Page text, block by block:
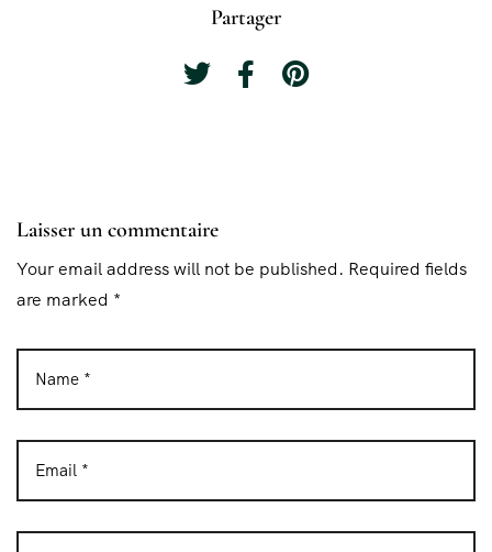
Partager
Laisser un commentaire
Your email address will not be published. Required fields
are marked *